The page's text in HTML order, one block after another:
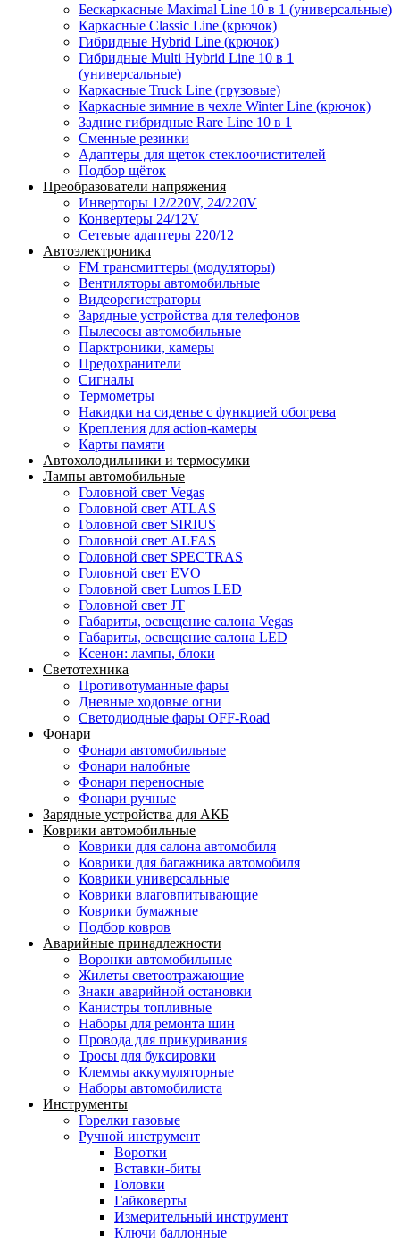
Бескаркасные Maximal Line 10 в 1 (универсальные)
Каркасные Classic Line (крючок)
Гибридные Hybrid Line (крючок)
Гибридные Multi Hybrid Line 10 в 1
(универсальные)
Каркасные Truck Line (грузовые)
Каркасные зимние в чехле Winter Line (крючок)
Задние гибридные Rare Line 10 в 1
Сменные резинки
Адаптеры для щеток стеклоочистителей
Подбор щёток
Преобразователи напряжения
Инверторы 12/220V, 24/220V
Конвертеры 24/12V
Сетевые адаптеры 220/12
Автоэлектроника
FM трансмиттеры (модуляторы)
Вентиляторы автомобильные
Видеорегистраторы
Зарядные устройства для телефонов
Пылесосы автомобильные
Парктроники, камеры
Предохранители
Сигналы
Термометры
Накидки на сиденье с функцией обогрева
Крепления для action-камеры
Карты памяти
Автохолодильники и термосумки
Лампы автомобильные
Головной свет Vegas
Головной свет ATLAS
Головной свет SIRIUS
Головной свет ALFAS
Головной свет SPECTRAS
Головной свет EVO
Головной свет Lumos LED
Головной свет JT
Габариты, освещение салона Vegas
Габариты, освещение салона LED
Ксенон: лампы, блоки
Светотехника
Противотуманные фары
Дневные ходовые огни
Светодиодные фары OFF-Road
Фонари
Фонари автомобильные
Фонари налобные
Фонари переносные
Фонари ручные
Зарядные устройства для АКБ
Коврики автомобильные
Коврики для салона автомобиля
Коврики для багажника автомобиля
Коврики универсальные
Коврики влаговпитывающие
Коврики бумажные
Подбор ковров
Аварийные принадлежности
Воронки автомобильные
Жилеты светоотражающие
Знаки аварийной остановки
Канистры топливные
Наборы для ремонта шин
Провода для прикуривания
Тросы для буксировки
Клеммы аккумуляторные
Наборы автомобилиста
Инструменты
Горелки газовые
Ручной инструмент
Воротки
Вставки-биты
Головки
Гайковерты
Измерительный инструмент
Ключи баллонные